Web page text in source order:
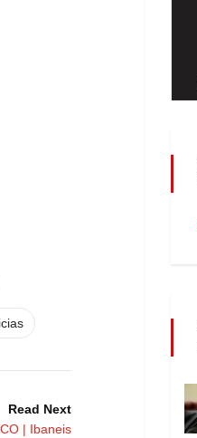
Read Next
| Ibaneis